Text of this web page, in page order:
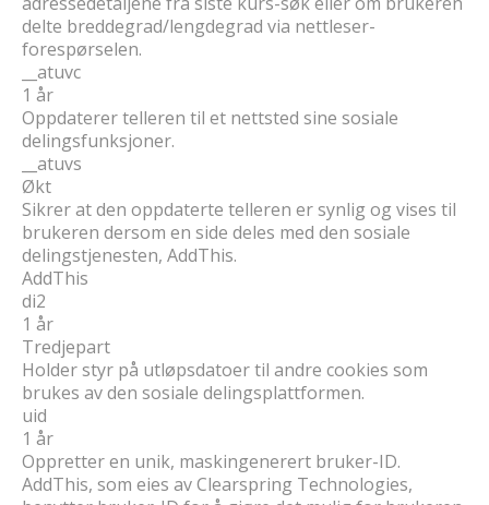
delte breddegrad/lengdegrad via nettleser-
forespørselen.
__atuvc
1 år
Oppdaterer telleren til et nettsted sine sosiale
delingsfunksjoner.
__atuvs
Økt
Sikrer at den oppdaterte telleren er synlig og vises til
brukeren dersom en side deles med den sosiale
delingstjenesten, AddThis.
AddThis
di2
1 år
Tredjepart
Holder styr på utløpsdatoer til andre cookies som
brukes av den sosiale delingsplattformen.
uid
1 år
Oppretter en unik, maskingenerert bruker-ID.
AddThis, som eies av Clearspring Technologies,